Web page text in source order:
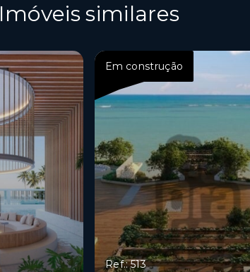
Imóveis similares
Em construção
Ref.: 513